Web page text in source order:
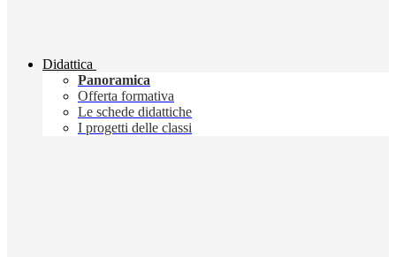
Didattica
Panoramica
Offerta formativa
Le schede didattiche
I progetti delle classi